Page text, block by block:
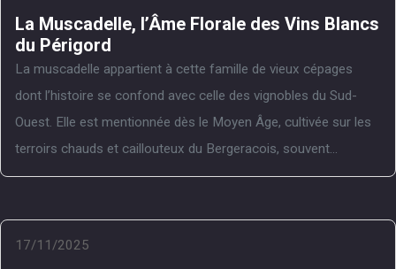
La Muscadelle, l’Âme Florale des Vins Blancs
du Périgord
La muscadelle appartient à cette famille de vieux cépages
dont l’histoire se confond avec celle des vignobles du Sud-
Ouest. Elle est mentionnée dès le Moyen Âge, cultivée sur les
terroirs chauds et caillouteux du Bergeracois, souvent...
17/11/2025